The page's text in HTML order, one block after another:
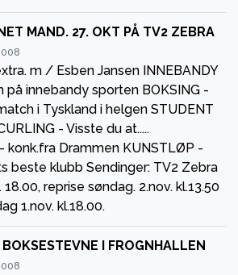
MAND. 27. OKT PÅ TV2 ZEBRA
m / Esben Jansen INNEBANDY
på innebandy sporten BOKSING -
i Tyskland i helgen STUDENT
- Visste du at.....
konk.fra Drammen KUNSTLØP -
beste klubb Sendinger: TV2 Zebra
reprise søndag. 2.nov. kl.13.50
1.nov. kl.18.00.
I FROGNHALLEN